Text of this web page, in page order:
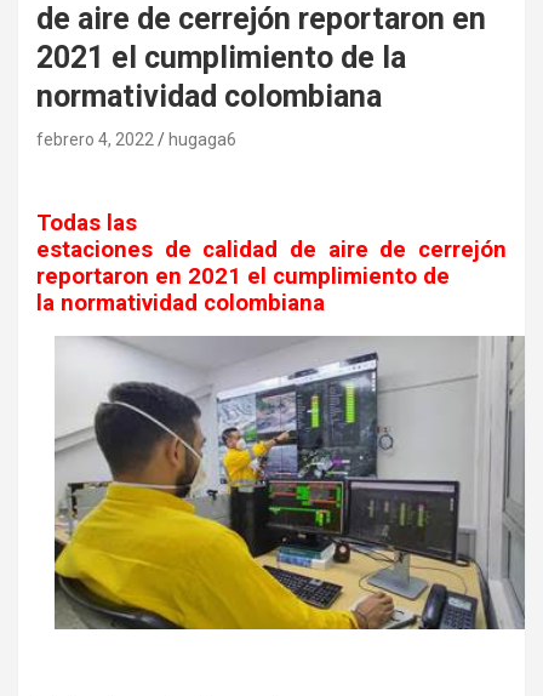
de aire de cerrejón reportaron en
2021 el cumplimiento de la
normatividad colombiana
febrero 4, 2022 hugaga6
Todas las
estaciones de calidad de aire de cerrejón
reportaron en 2021 el cumplimiento de
la normatividad colombiana